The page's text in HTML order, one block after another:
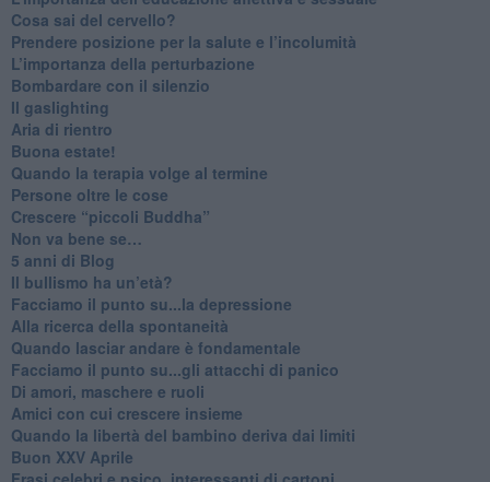
​Cosa sai del cervello?
Prendere posizione per la salute e l’incolumità
L’importanza della perturbazione
​Bombardare con il silenzio
Il gaslighting
Aria di rientro
Buona estate!
​Quando la terapia volge al termine
​Persone oltre le cose
​Crescere “piccoli Buddha”
Non va bene se…
​5 anni di Blog
​Il bullismo ha un’età?
Facciamo il punto su...la depressione
​Alla ricerca della spontaneità
​Quando lasciar andare è fondamentale
Facciamo il punto su...gli attacchi di panico
Di amori, maschere e ruoli
​Amici con cui crescere insieme
​Quando la libertà del bambino deriva dai limiti
Buon XXV Aprile